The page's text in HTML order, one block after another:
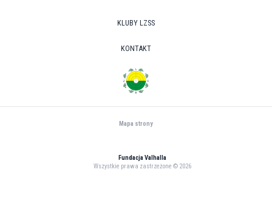
KLUBY LZSS
KONTAKT
Mapa strony
Fundacja Valhalla
Wszystkie prawa zastrzeżone © 2026